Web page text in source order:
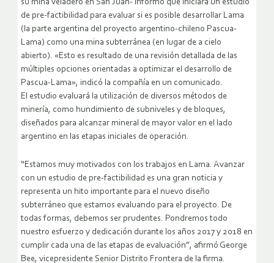
su mina Veladero en San Juan- informó que iniciará un estudio
de pre-factibilidad para evaluar si es posible desarrollar Lama
(la parte argentina del proyecto argentino-chileno Pascua-
Lama) como una mina subterránea (en lugar de a cielo
abierto). «Esto es resultado de una revisión detallada de las
múltiples opciones orientadas a optimizar el desarrollo de
Pascua-Lama», indicó la compañía en un comunicado.
El estudio evaluará la utilización de diversos métodos de
minería, como hundimiento de subniveles y de bloques,
diseñados para alcanzar mineral de mayor valor en el lado
argentino en las etapas iniciales de operación.
“Estamos muy motivados con los trabajos en Lama. Avanzar
con un estudio de pre-factibilidad es una gran noticia y
representa un hito importante para el nuevo diseño
subterráneo que estamos evaluando para el proyecto. De
todas formas, debemos ser prudentes. Pondremos todo
nuestro esfuerzo y dedicación durante los años 2017 y 2018 en
cumplir cada una de las etapas de evaluación”, afirmó George
Bee, vicepresidente Senior Distrito Frontera de la firma.